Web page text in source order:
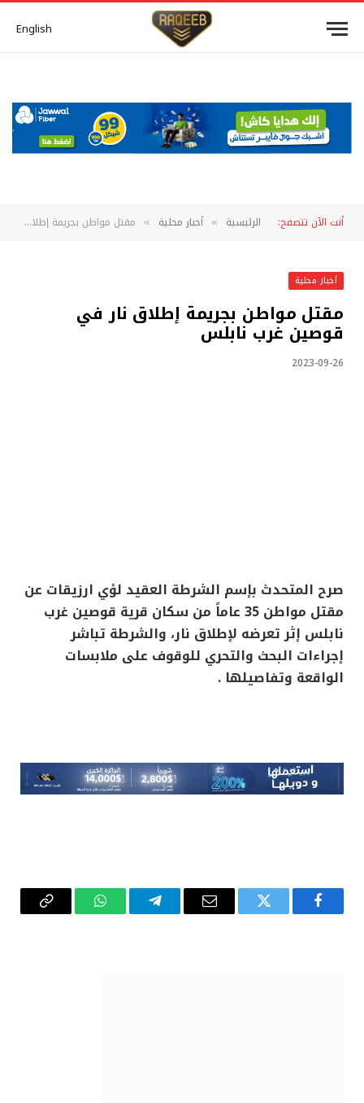
English
أنت الآن تتصفح: الرئيسية » أخبار محلية » مقتل مواطن بجريمة إطلاق نار في قوصين غرب نابلس
أخبار محلية
مقتل مواطن بجريمة إطلاق نار في
قوصين غرب نابلس
2023-09-26
صرح المتحدث بإسم الشرطة العقيد لؤي ارزيقات عن
مقتل مواطن 35 عاماً من سكان قرية قوصين غرب
نابلس إثر تعرضه لإطلاق نار، والشرطة تباشر
إجراءات البحث والتحري للوقوف على ملابسات
الواقعة وتفاصيلها .
فيسبوك تويتر
البريد
تيلقرام واتساب Copy